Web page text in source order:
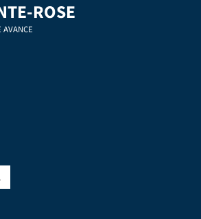
ROSE
AVANCE